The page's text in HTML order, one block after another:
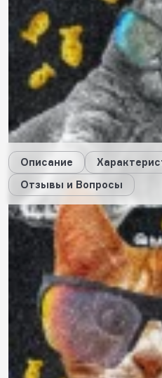
790 ₽
будет начислено за
Дарим стикеры!
Описание
Отзывы и Вопросы
Описание
Характеристики
Отзывы0 Вопросы0
Пока нет отзывов
Оставить